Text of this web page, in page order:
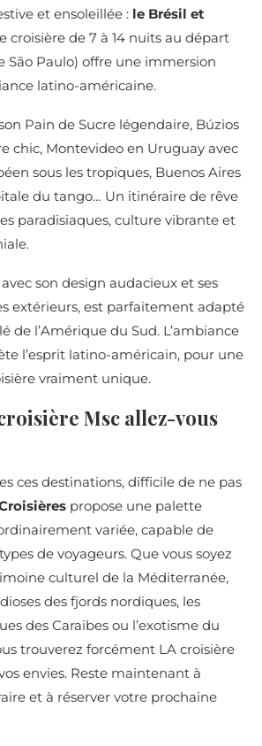
et ensoleillée : le Brésil et
croisière de 7 à 14 nuits au départ
São Paulo) offre une immersion
latino-américaine.
Pain de Sucre légendaire, Búzios
chic, Montevideo en Uruguay avec
sous les tropiques, Buenos Aires
du tango… Un itinéraire de rêve
paradisiaques, culture vibrante et
avec son design audacieux et ses
extérieurs, est parfaitement adapté
de l’Amérique du Sud. L’ambiance
l’esprit latino-américain, pour une
vraiment unique.
Msc allez-vous
ces destinations, difficile de ne pas
propose une palette
variée, capable de
de voyageurs. Que vous soyez
culturel de la Méditerranée,
des fjords nordiques, les
des Caraïbes ou l’exotisme du
trouverez forcément LA croisière
envies. Reste maintenant à
et à réserver votre prochaine